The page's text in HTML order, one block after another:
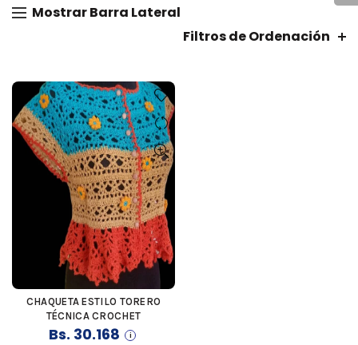
Mostrar Barra Lateral
Filtros de Ordenación
COMPRAR
CHAQUETA ESTILO TORERO
TÉCNICA CROCHET
Bs. 30.168